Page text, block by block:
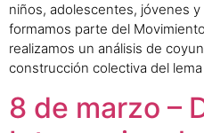
niños, adolescentes, jóvenes
formamos parte del
realizamos un análisis de
construcción colectiva del
8 de marzo –